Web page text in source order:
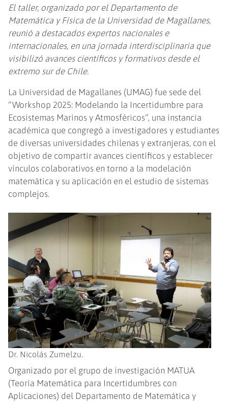
El taller, organizado por el Departamento de
Matemática y Física de la Universidad de Magallanes,
reunió a destacados expertos nacionales e
internacionales, en una jornada interdisciplinaria que
visibilizó avances científicos y formativos desde el
extremo sur de Chile.
La Universidad de Magallanes (UMAG) fue sede del
“Workshop 2025: Modelando la Incertidumbre para
Ecosistemas Marinos y Atmosféricos”, una instancia
académica que congregó a investigadores y estudiantes
de diversas universidades chilenas y extranjeras, con el
objetivo de compartir avances científicos y establecer
vínculos colaborativos en torno a la modelación
matemática y su aplicación en el estudio de sistemas
complejos.
Dr. Nicolás Zumelzu.
Organizado por el grupo de investigación MATUA
(Teoría Matemática para Incertidumbres con
Aplicaciones) del Departamento de Matemática y